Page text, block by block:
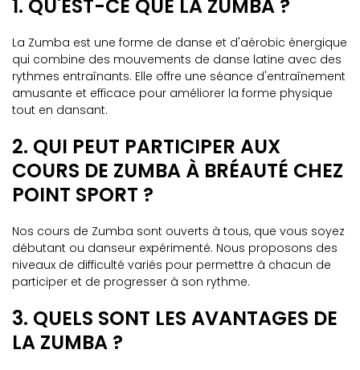
1. QU'EST-CE QUE LA ZUMBA ?
La Zumba est une forme de danse et d'aérobic énergique
qui combine des mouvements de danse latine avec des
rythmes entraînants. Elle offre une séance d'entraînement
amusante et efficace pour améliorer la forme physique
tout en dansant.
2. QUI PEUT PARTICIPER AUX
COURS DE ZUMBA À BRÉAUTÉ CHEZ
POINT SPORT ?
Nos cours de Zumba sont ouverts à tous, que vous soyez
débutant ou danseur expérimenté. Nous proposons des
niveaux de difficulté variés pour permettre à chacun de
participer et de progresser à son rythme.
3. QUELS SONT LES AVANTAGES DE
LA ZUMBA ?